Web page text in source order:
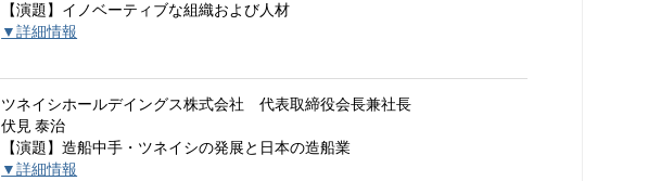
【演題】イノベーティブな組織および人材
▼詳細情報
ツネイシホールデイングス株式会社 代表取締役会長兼社長
伏見 泰治
【演題】造船中手・ツネイシの発展と日本の造船業
▼詳細情報